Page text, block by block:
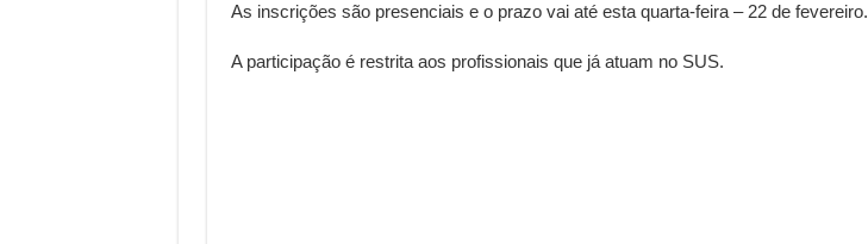
As inscrições são presenciais e o prazo vai até esta quarta-feira – 22 de fevereiro.
A participação é restrita aos profissionais que já atuam no SUS.